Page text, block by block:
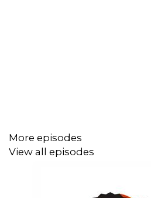
More episodes
View all episodes